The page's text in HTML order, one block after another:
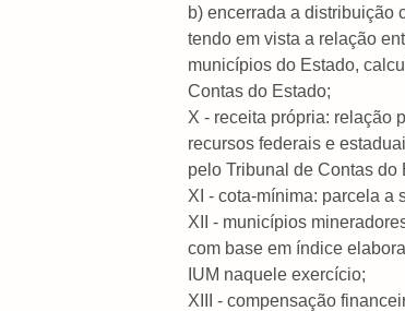
b) encerrada a distribuição
tendo em vista a relação
municípios do Estado,
Contas do Estado;
X - receita própria: relação
recursos federais e
pelo Tribunal de Contas do
XI - cota-mínima: parcela a
XII - municípios
com base em índice
IUM naquele exercício;
XIII - compensação